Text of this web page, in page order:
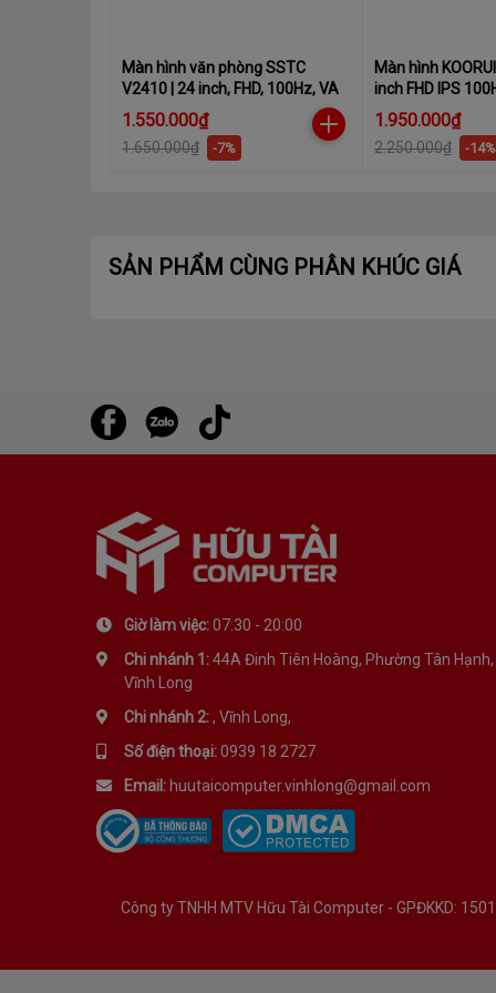
Màn hình văn phòng SSTC
V2410 | 24 inch, FHD, 100Hz, VA
1.550.000₫
1.650.000₫ -7%
Màn hình
inch FHD IPS
1.950.000₫
2.250.000₫ -14%
SẢN PHẨM CÙNG PHÂN KHÚC GIÁ
Giờ làm việc:07:30 - 20:00
Chi nhánh 1:44A Đinh Tiên Hoàng, Phường Tân Hạnh,
Vĩnh Long
Chi nhánh 2:, Vĩnh Long,
Số điện thoại:0939 18 2727
Email: huutaicomputer.vinhlong@gmail.com
Công ty TNHH MTV Hữu Tài Computer - GPĐKKD: